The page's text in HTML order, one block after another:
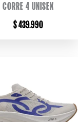
CORRE 4 UNISEX
$439.990